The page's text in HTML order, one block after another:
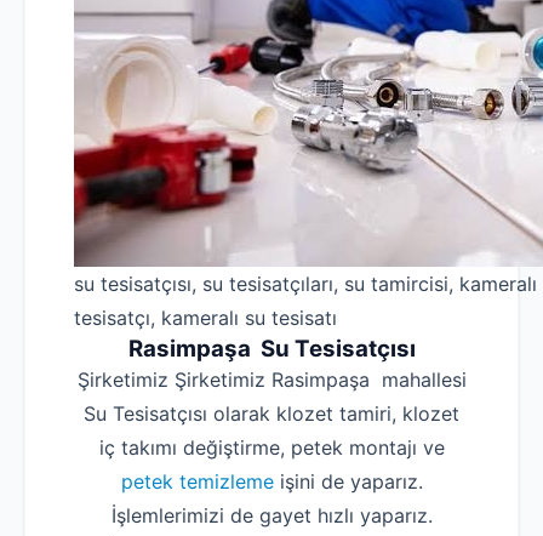
su tesisatçısı, su tesisatçıları, su tamircisi,
tesisatçı, kameralı su tesisatı
Rasimpaşa Su Tesisatçısı
Şirketimiz Şirketimiz Rasimpaşa mahallesi
Su Tesisatçısı olarak klozet tamiri, klozet
iç takımı değiştirme, petek montajı ve
petek temizlemeişini de yaparız.
İşlemlerimizi de gayet hızlı yaparız.